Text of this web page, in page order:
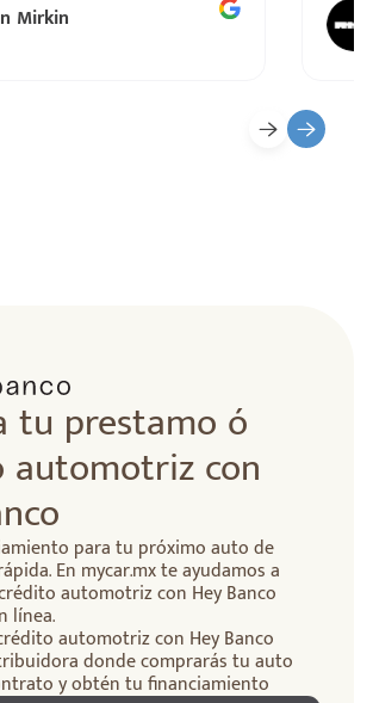
Mirkin
tu prestamo ó
automotriz con
para tu próximo auto de
En mycar.mx te ayudamos a
automotriz con Hey Banco
línea.
automotriz con Hey Banco
donde comprarás tu auto
y obtén tu financiamiento